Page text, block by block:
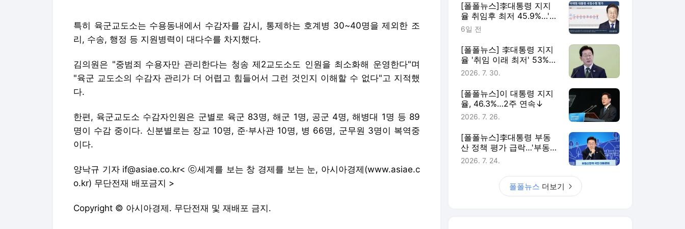
한편, 육군교도소 수감자인원은 군별로 육군 83명, 해군 1명, 공군 4명, 해병대 1명 등 89
이다.
양낙규 기자 if@asiae.co.kr< ⓒ세계를 보는 창 경제를 보는 눈, 아시아경제(www.asiae.c
Copyright © 아시아경제. 무단전재 및 재배포 금지.
아시아경제에서 직접 확인하세요. 해당 언론사로 이동합니다.
[2009 국감]군대 형벌은 '장교무죄 병사유죄'
[폴폴뉴스]李대통령 지지
율 취임후 최저 45.9%…'부
정평가, 긍정평가 앞서'
6일 전
[폴폴뉴스] 李대통령 지지
율 '취임 이래 최저' 53%…
민주 40%·국힘 21%
2026. 7. 30.
[폴폴뉴스]이 대통령 지지
율, 46.3%…2주 연속↓
2026. 7. 26.
[폴폴뉴스]李대통령 부동
산 정책 평가 급락…'부동산
정책 잘한다' 3월 51%→ 7
2026. 7. 24.
폴폴뉴스 더보기